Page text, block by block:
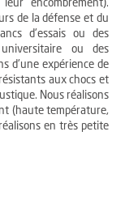
encombrement).
de la défense et du
d'essais ou des
ou des
d'une expérience de
aux chocs et
Nous réalisons
(haute température,
en très petite